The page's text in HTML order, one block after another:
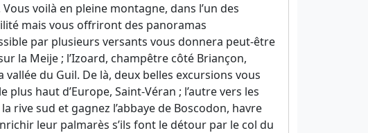
voilà en pleine montagne, dans l’un des
mais vous offriront des panoramas
par plusieurs versants vous donnera peut-être
la Meije ; l’Izoard, champêtre côté Briançon,
du Guil. De là, deux belles excursions vous
haut d’Europe, Saint-Véran ; l’autre vers les
rive sud et gagnez l’abbaye de Boscodon, havre
leur palmarès s’ils font le détour par le col du